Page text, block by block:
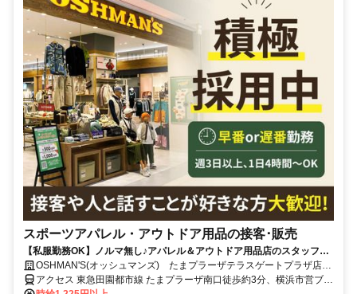
スポーツアパレル・アウトドア用品の接客･販売
【私服勤務OK】ノルマ無し♪アパレル＆アウトドア用品店のスタッフ募
集★接客デビュー大歓迎◎
OSHMAN'S(オッシュマンズ) たまプラーザテラスゲートプラザ店
[2533]
アクセス 東急田園都市線 たまプラーザ南口徒歩約3分、横浜市営ブル